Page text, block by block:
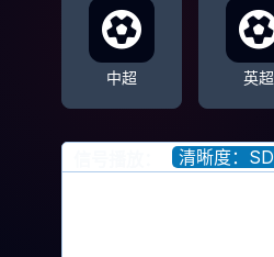
中超 英超
清晰度：SD